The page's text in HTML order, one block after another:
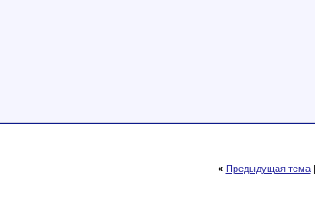
« Предыдущая тема|